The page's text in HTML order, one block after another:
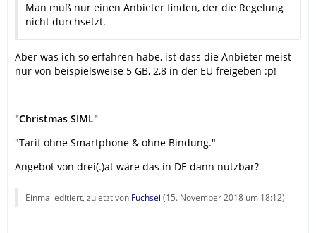
Man muß nur einen Anbieter finden, der die Regelung
nicht durchsetzt.
Aber was ich so erfahren habe, ist dass die Anbieter meist
nur von beispielsweise 5 GB, 2,8 in der EU freigeben :p!
"Christmas SIML"
"Tarif ohne Smartphone & ohne Bindung."
Angebot von drei(.)at wäre das in DE dann nutzbar?
Einmal editiert, zuletzt von Fuchsei (15. November 2018 um 18:12)